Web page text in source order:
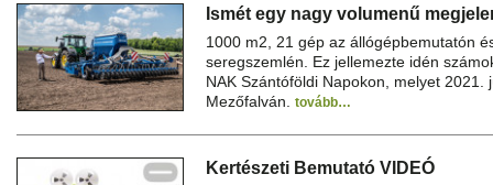
Ismét egy nagy volumenű
1000 m2, 21 gép az állógépbemutatón
seregszemlén. Ez jellemezte idén
NAK Szántóföldi Napokon, melyet
Mezőfalván. tovább…
Kertészeti Bemutató VIDEÓ